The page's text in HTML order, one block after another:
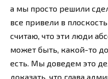
а мы просто решили
все привели в
считаю, что эти люди
может быть, какой-то
есть. Мы доведем это
доказать, что глава